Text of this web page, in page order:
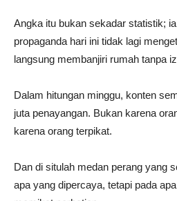
Angka itu bukan sekadar statistik;
propaganda hari ini tidak lagi
langsung membanjiri rumah tanpa
Dalam hitungan minggu, konten
juta penayangan. Bukan karena
karena orang terpikat.
Dan di situlah medan perang yang
apa yang dipercaya, tetapi pada